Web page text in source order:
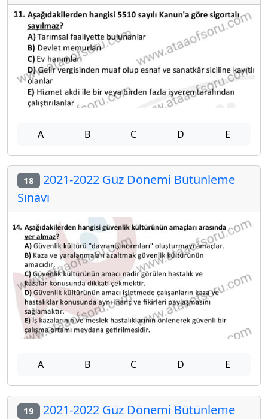
A B C D E
18 2021-2022 Güz Dönemi Bütünleme
Sınavı
A B C D E
19 2021-2022 Güz Dönemi Bütünleme